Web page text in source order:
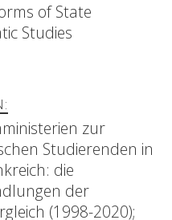
of State
Studies
zur
Studierenden in
die
der
(1998-2020);